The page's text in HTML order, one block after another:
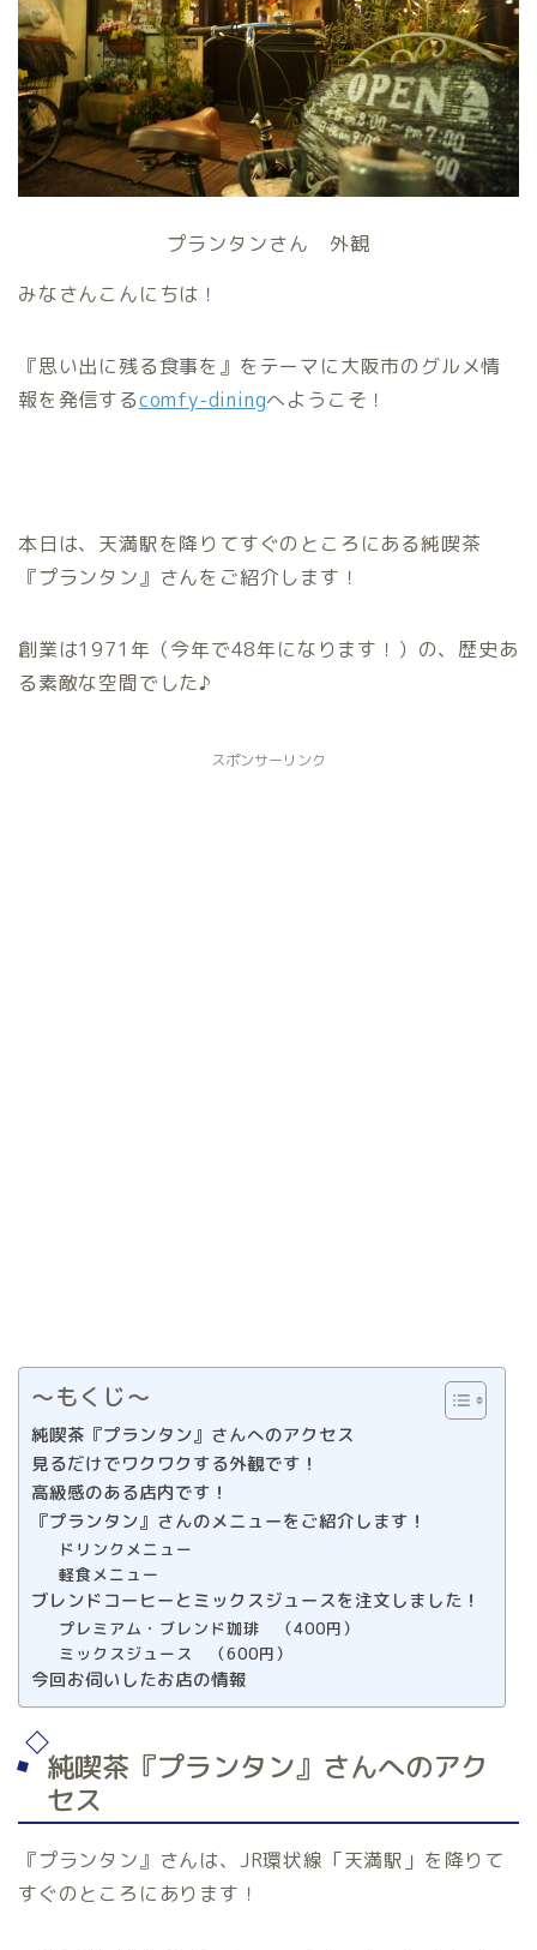
プランタンさん 外観
みなさんこんにちは！
『思い出に残る食事を』をテーマに大阪市のグルメ情
報を発信するcomfy-diningへようこそ！
本日は、天満駅を降りてすぐのところにある純喫茶
『プランタン』さんをご紹介します！
創業は1971年（今年で48年になります！）の、歴史あ
る素敵な空間でした♪
スポンサーリンク
〜もくじ〜
純喫茶『プランタン』さんへのアクセス
見るだけでワクワクする外観です！
高級感のある店内です！
『プランタン』さんのメニューをご紹介します！
ドリンクメニュー
軽食メニュー
ブレンドコーヒーとミックスジュースを注文しました！
プレミアム・ブレンド珈琲 （400円）
ミックスジュース （600円）
今回お伺いしたお店の情報
純喫茶『プランタン』さんへのアク
セス
『プランタン』さんは、JR環状線「天満駅」を降りて
すぐのところにあります！